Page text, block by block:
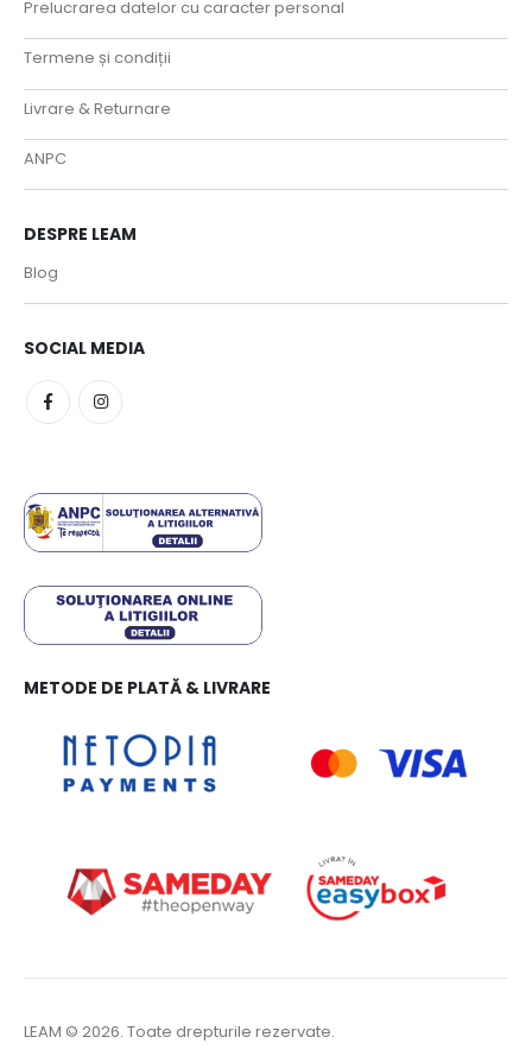
Prelucrarea datelor cu caracter personal
Termene și condiții
Livrare & Returnare
ANPC
DESPRE LEAM
Blog
SOCIAL MEDIA
METODE DE PLATĂ & LIVRARE
LEAM © 2026. Toate drepturile rezervate.